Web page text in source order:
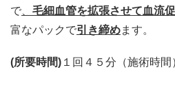
で
毛細血管を拡張させて血流
富なパックで引き締めます。
(所要時間) １回４５分（施術時間